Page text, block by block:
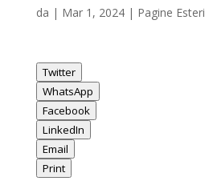
da | Mar 1, 2024| Pagine Esteri
Twitter
WhatsApp
Facebook
LinkedIn
Email
Print